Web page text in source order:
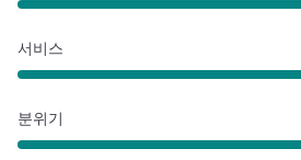
서비스
분위기